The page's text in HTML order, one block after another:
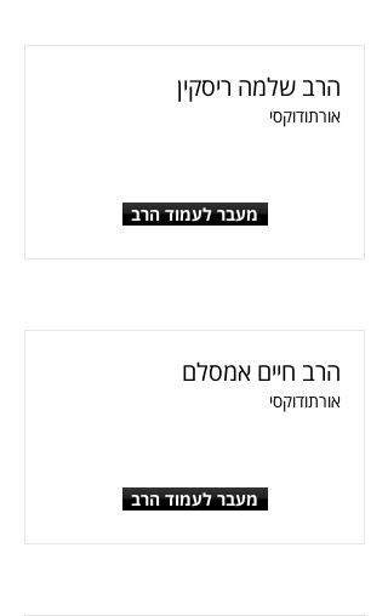
הרב שלמה ריסקין
אורתודוקסי
מעבר לעמוד הרב
הרב חיים אמסלם
אורתודוקסי
מעבר לעמוד הרב